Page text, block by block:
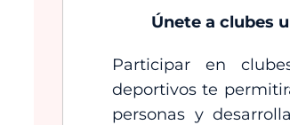
Únete a clubes
Participar en
deportivos te
personas y